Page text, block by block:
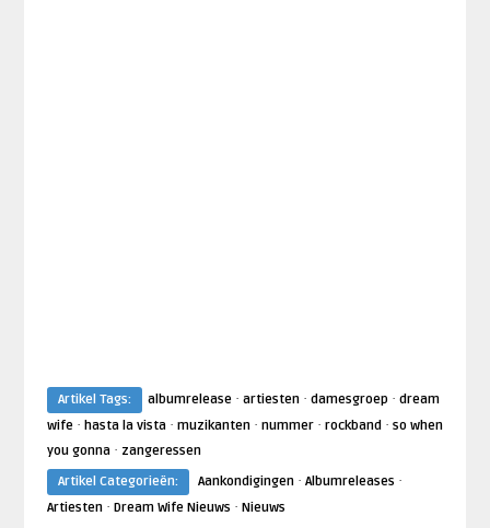
Artikel Tags: albumrelease· artiesten· damesgroep · dream
wife· hasta la vista· muzikanten· nummer· rockband· so when
you gonna· zangeressen
Artikel Categorieën:
Aankondigingen· Albumreleases ·
Artiesten· Dream Wife Nieuws · Nieuws